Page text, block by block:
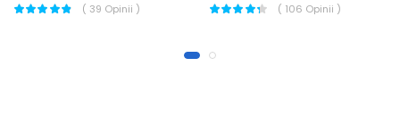
( 39 Opinii ) ( 106 Opinii )